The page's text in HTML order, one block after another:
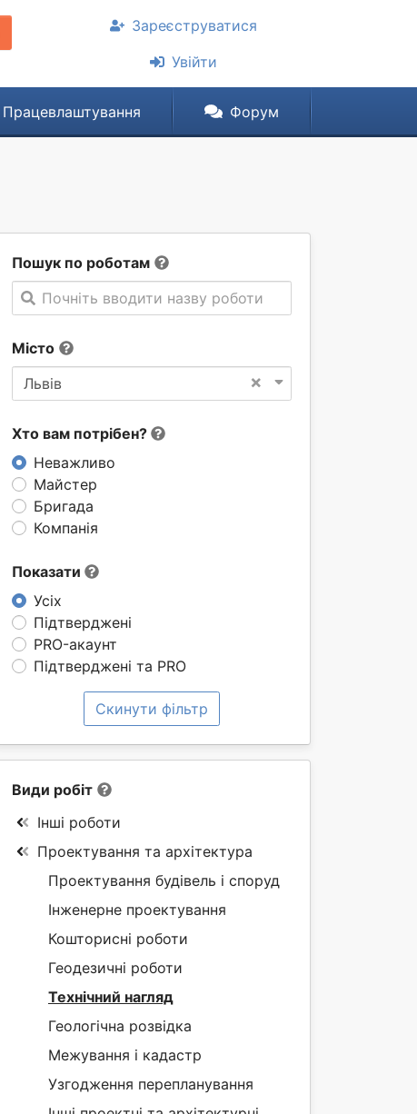
Зареєструватися
Увійти
Працевлаштування Форум
Пошук по роботам
Почніть вводити назву роботи
Місто
×
Львів
Хто вам потрібен?
Неважливо
Майстер
Бригада
Компанія
Показати
Усіх
Підтверджені
PRO-акаунт
Підтверджені та PRO
Скинути фільтр
Види робіт
Інші роботи
Проектування та архітектура
Проектування будівель і споруд
Інженерне проектування
Кошторисні роботи
Геодезичні роботи
Технічний нагляд
Геологічна розвідка
Межування і кадастр
Узгодження перепланування